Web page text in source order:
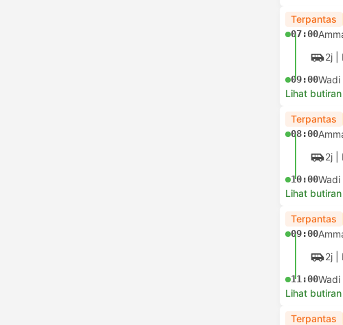
Terpantas
07:00
2j |
09:00Wadi
Lihat butiran
Terpantas
08:00
2j |
10:00Wadi
Lihat butiran
Terpantas
09:00
2j |
11:00Wadi
Lihat butiran
Terpantas